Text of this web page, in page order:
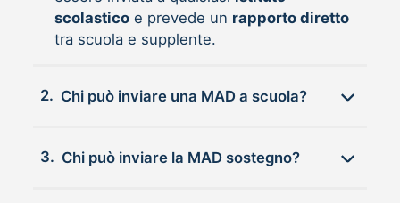
scolasticoe prevede un rapporto diretto
tra scuola e supplente.
2. Chi può inviare una MAD a scuola?
3. Chi può inviare la MAD sostegno?